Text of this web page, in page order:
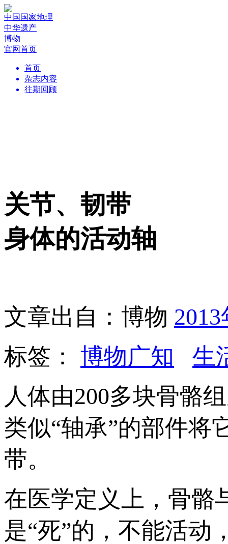
中国国家地理
中华遗产
博物
官网首页
首页
杂志内容
往期回顾
关节、韧带
身体的活动轴
文章出自：博物
标签： 博物广知
生
人体由200多块骨骼
类似“轴承”的部件
带。
在医学定义上，骨骼
是“死”的，不能活动